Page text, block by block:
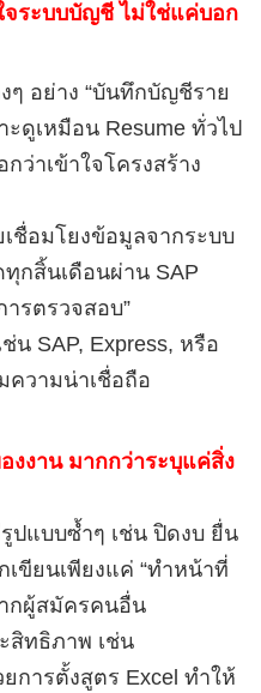
จระบบบัญชี ไม่ใช่แค่บอก
ๆ อย่าง “บันทึกบัญชีราย
ะดูเหมือน Resume ทั่วไป
ว่าเข้าใจโครงสร้าง
ชื่อมโยงข้อมูลจากระบบ
กสิ้นเดือนผ่าน SAP
รตรวจสอบ”
น SAP, Express, หรือ
ความน่าเชื่อถือ
งาน มากกว่าระบุแค่สิ่ง
ปแบบซ้ำๆ เช่น ปิดงบ ยื่น
ขียนเพียงแค่ “ทำหน้าที่
กผู้สมัครคนอื่น
สิทธิภาพ เช่น
การตั้งสูตร Excel ทำให้